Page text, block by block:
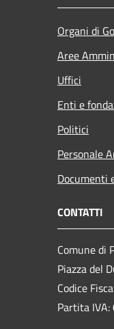
Organi di
Aree
Uffici
Enti e
Politici
Personale
Documenti
CONTATTI
Comune di
Piazza del
Codice
Partita